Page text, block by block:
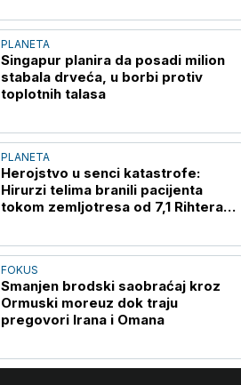
PLANETA
Singapur planira da posadi milion
stabala drveća, u borbi protiv
toplotnih talasa
PLANETA
Herojstvo u senci katastrofe:
Hirurzi telima branili pacijenta
tokom zemljotresa od 7,1 Rihtera
FOKUS
Smanjen brodski saobraćaj kroz
Ormuski moreuz dok traju
pregovori Irana i Omana